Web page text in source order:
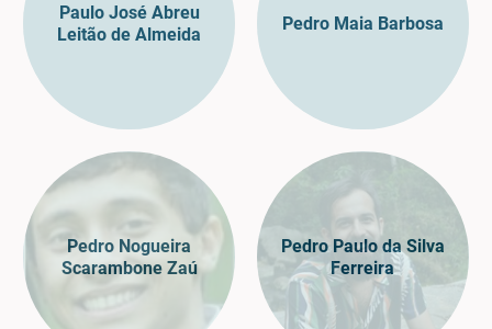
Paulo José Abreu
Leitão de Almeida
Pedro Maia Barbosa
Pedro Nogueira
Scarambone Zaú
Pedro Paulo da Silva
Ferreira